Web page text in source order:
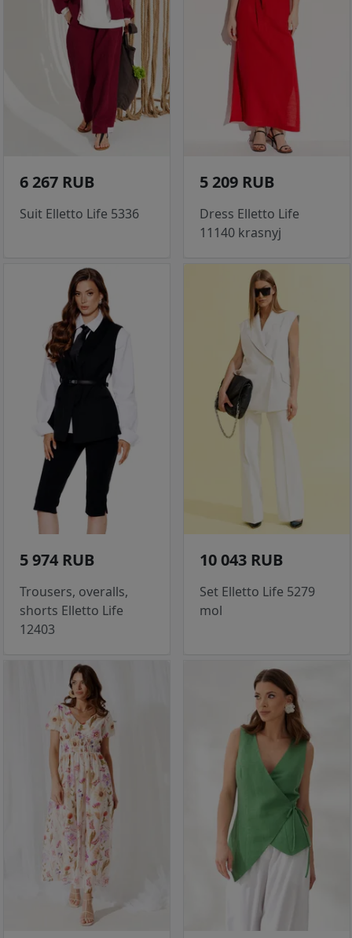
6 267 RUB
Suit Elletto Life 5336
5 209 RUB
Dress Elletto Life
11140 krasnyj
5 974 RUB
Trousers, overalls,
shorts Elletto Life
12403
10 043 RUB
Set Elletto Life 5279
mol